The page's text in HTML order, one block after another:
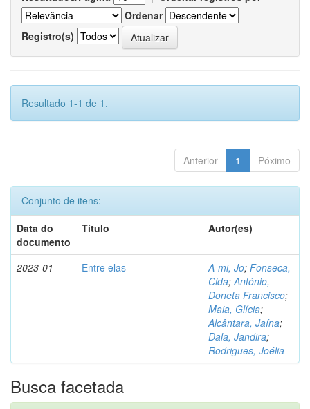
Ordenar
Registro(s)
Resultado 1-1 de 1.
Anterior 1 Póximo
Conjunto de itens:
Data do
documento
Título Autor(es)
2023-01 Entre elas A-mi, Jo; Fonseca,
Cida;António,
Doneta Francisco;
Maia, Glícia;
Alcântara, Jaína;
Dala, Jandira;
Rodrigues, Joélia
Busca facetada